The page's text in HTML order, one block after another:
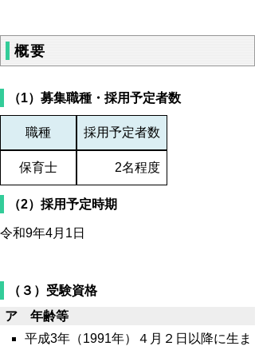
概要
（1）募集職種・採用予定者数
職種 採用予定者数
保育士 2名程度
（2）採用予定時期
令和9年4月1日
（３）受験資格
ア 年齢等
平成3年（1991年）４月２日以降に生ま